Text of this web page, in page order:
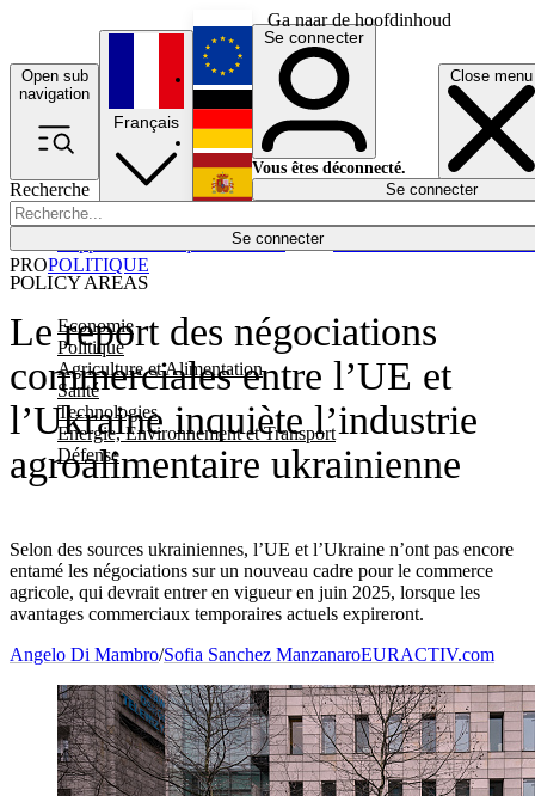
Ga naar de hoofdinhoud
Open sub
navigation
Close menu
Recherche
Se connecter
POLICY AREAS
Economie
Politique
Agriculture et Alimentation
Santé
Technologies
Energie, Environnement et Transport
Défense
Économie
Français
English
Deutsch
Español
Se connecter
Vous êtes déconnecté.
Se connecter
Le report des négociations
commerciales entre l’UE et
l’Ukraine inquiète l’industrie
agroalimentaire ukrainienne
Selon des sources ukrainiennes, l’UE et l’Ukraine n’ont pas encore
entamé les négociations sur un nouveau cadre pour le commerce
agricole, qui devrait entrer en vigueur en juin 2025, lorsque les
avantages commerciaux temporaires actuels expireront.
PROPOLITIQUE
Angelo Di Mambro/Sofia Sanchez ManzanaroEURACTIV.com